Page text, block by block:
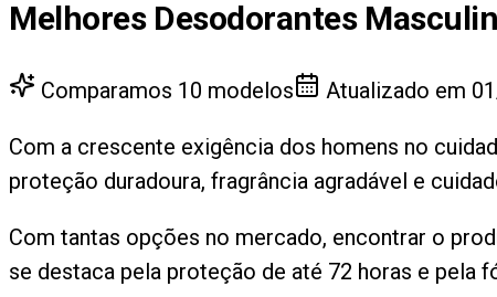
Melhores Desodorantes
Comparamos 10 modelos Atualizado em
Com a crescente exigência dos homens no
proteção duradoura, fragrância agradável e
Com tantas opções no mercado, encontrar o
se destaca pela proteção de até 72 horas e pela